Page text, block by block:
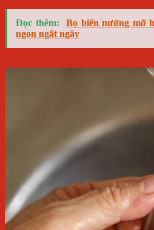
Đọc thêm:
Bọ biển nướng mỡ
ngon ngất ngây